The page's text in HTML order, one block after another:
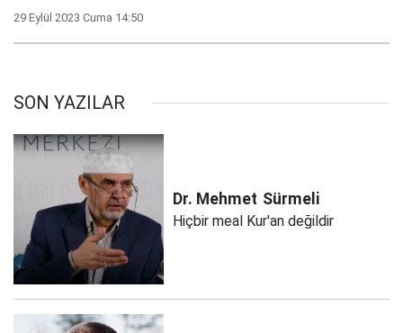
29 Eylül 2023 Cuma 14:50
SON YAZILAR
Dr. Mehmet Sürmeli
Hiçbir meal Kur'an değildir